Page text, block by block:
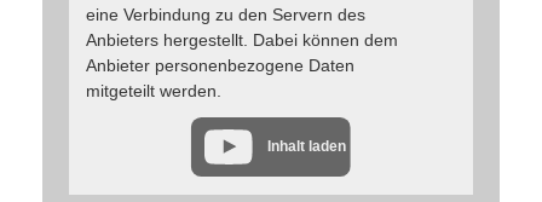
eine Verbindung zu den Servern des
Anbieters hergestellt. Dabei können dem
Anbieter personenbezogene Daten
mitgeteilt werden.
Inhalt laden